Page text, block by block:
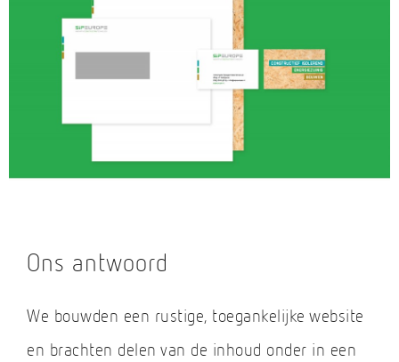
Ons antwoord
We bouwden een rustige, toegankelijke website
en brachten delen van de inhoud onder in een